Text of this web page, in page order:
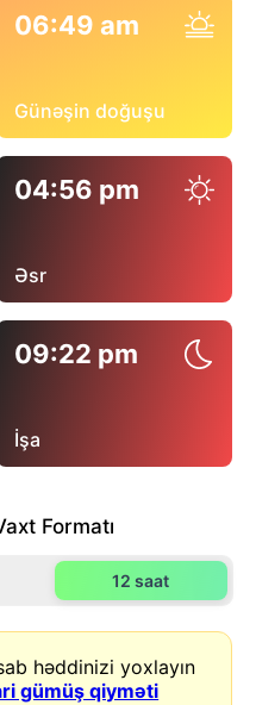
06:49 am
Günəşin doğuşu
04:56 pm
Əsr
09:22 pm
İşa
Formatı
12 saat
həddinizi yoxlayın
gümüş qiyməti